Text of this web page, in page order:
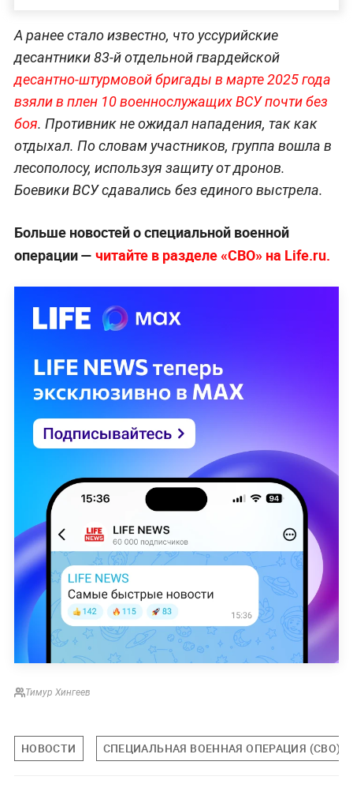
А ранее стало известно, что уссурийские
десантники 83-й отдельной гвардейской
десантно-штурмовой бригады в марте 2025 года
взяли в плен 10 военнослужащих ВСУ почти без
боя. Противник не ожидал нападения, так как
отдыхал. По словам участников, группа вошла в
лесополосу, используя защиту от дронов.
Боевики ВСУ сдавались без единого выстрела.
Больше новостей о специальной военной
операции — читайте в разделе «СВО» на Life.ru.
Тимур Хингеев
НОВОСТИ СПЕЦИАЛЬНАЯ ВОЕННАЯ ОПЕРАЦИЯ (СВО)